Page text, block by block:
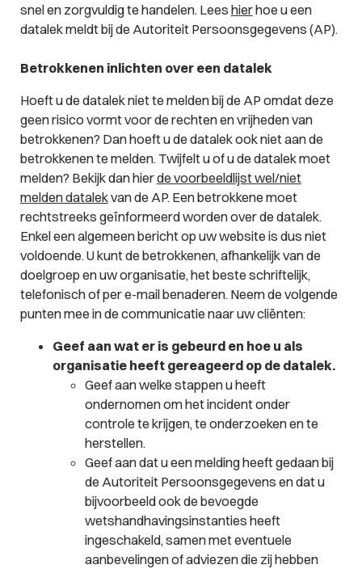
snel en zorgvuldig te handelen. Lees hierhoe u een
datalek meldt bij de Autoriteit Persoonsgegevens (AP).
Betrokkenen inlichten over een datalek
Hoeft u de datalek niet te melden bij de AP omdat deze
geen risico vormt voor de rechten en vrijheden van
betrokkenen? Dan hoeft u de datalek ook niet aan de
betrokkenen te melden. Twijfelt u of u de datalek moet
melden? Bekijk dan hierde voorbeeldlijst wel/niet
melden datalekvan de AP. Een betrokkene moet
rechtstreeks geïnformeerd worden over de datalek.
Enkel een algemeen bericht op uw website is dus niet
voldoende. U kunt de betrokkenen, afhankelijk van de
doelgroep en uw organisatie, het beste schriftelijk,
telefonisch of per e-mail benaderen. Neem de volgende
punten mee in de communicatie naar uw cliënten:
Geef aan wat er is gebeurd en hoe u als
organisatie heeft gereageerd op de datalek.
Geef aan welke stappen u heeft
ondernomen om het incident onder
controle te krijgen, te onderzoeken en te
herstellen.
Geef aan dat u een melding heeft gedaan bij
de Autoriteit Persoonsgegevens en dat u
bijvoorbeeld ook de bevoegde
wetshandhavingsinstanties heeft
ingeschakeld, samen met eventuele
aanbevelingen of adviezen die zij hebben